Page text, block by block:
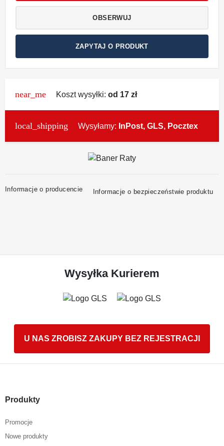
OBSERWUJ
ZAPYTAJ O PRODUKT
near_me Koszt wysyłki: od 17 zł
local_shipping Wysyłamy: InPost, GLS, Pocztex
Informacje o producencie Informacje o bezpieczeństwie produktu
Wysyłka Kurierem
U NAS ZROBISZ ZAKUPY BEZ REJESTRACJI
Produkty
Promocje
Nowe produkty